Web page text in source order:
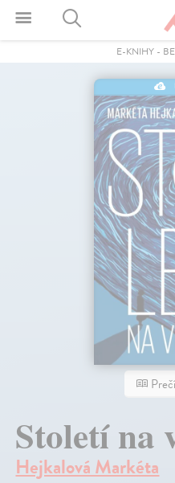
E-KNIHY -
Století na
Hejkalová Markéta